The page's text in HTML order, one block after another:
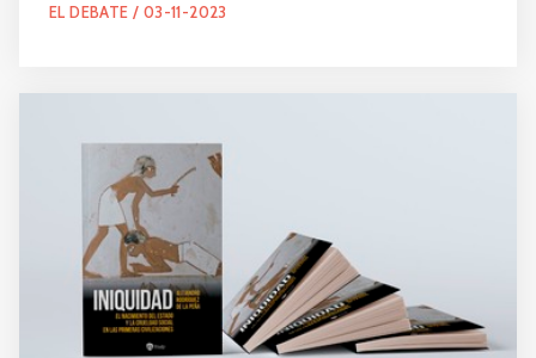
EL DEBATE / 03-11-2023